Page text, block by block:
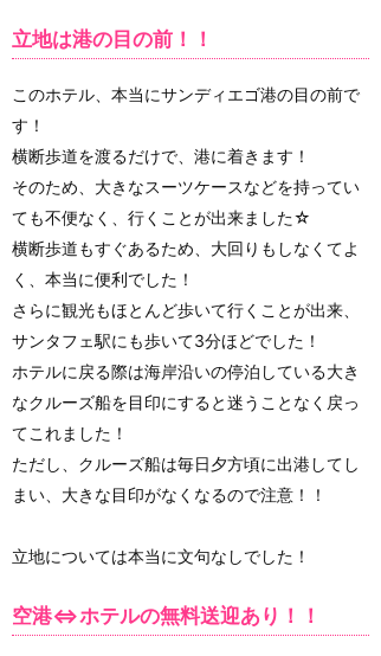
立地は港の目の前！！
このホテル、本当にサンディエゴ港の目の前で
す！
横断歩道を渡るだけで、港に着きます！
そのため、大きなスーツケースなどを持ってい
ても不便なく、行くことが出来ました☆
横断歩道もすぐあるため、大回りもしなくてよ
く、本当に便利でした！
さらに観光もほとんど歩いて行くことが出来、
サンタフェ駅にも歩いて3分ほどでした！
ホテルに戻る際は海岸沿いの停泊している大き
なクルーズ船を目印にすると迷うことなく戻っ
てこれました！
ただし、クルーズ船は毎日夕方頃に出港してし
まい、大きな目印がなくなるので注意！！
立地については本当に文句なしでした！
空港⇔ホテルの無料送迎あり！！